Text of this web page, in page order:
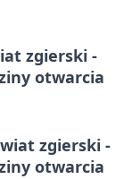
zgierski -
otwarcia
zgierski -
otwarcia